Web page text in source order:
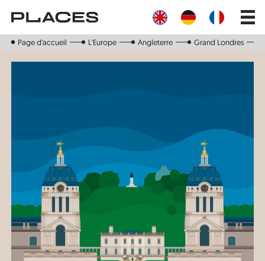
contenu
Main
Page d‘accueil L'Europe Angleterre Grand Londres